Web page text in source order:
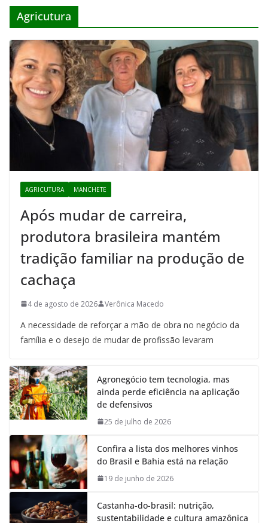
Agricutura
AGRICUTURA MANCHETE
Após mudar de carreira,
produtora brasileira mantém
tradição familiar na produção de
cachaça
4 de agosto de 2026 Verônica Macedo
A necessidade de reforçar a mão de obra no negócio da
família e o desejo de mudar de profissão levaram
Agronegócio tem tecnologia, mas
ainda perde eficiência na aplicação
de defensivos
25 de julho de 2026
Confira a lista dos melhores vinhos
do Brasil e Bahia está na relação
19 de junho de 2026
Castanha-do-brasil: nutrição,
sustentabilidade e cultura amazônica